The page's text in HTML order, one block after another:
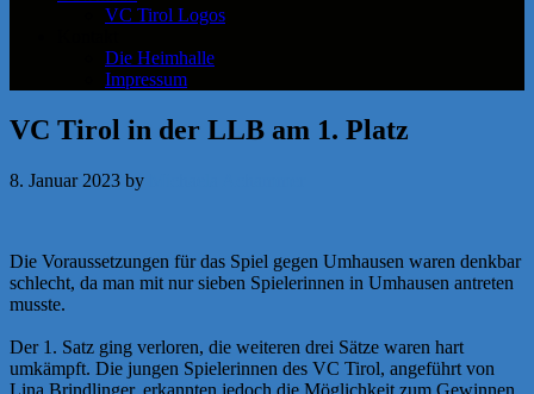
VC Tirol Logos
Die Heimhalle
Impressum
VC Tirol in der LLB am 1. Platz
8. Januar 2023 by
Die Voraussetzungen für das Spiel gegen Umhausen waren denkbar
schlecht, da man mit nur sieben Spielerinnen in Umhausen antreten
musste.
Der 1. Satz ging verloren, die weiteren drei Sätze waren hart
umkämpft. Die jungen Spielerinnen des VC Tirol, angeführt von
Lina Brindlinger, erkannten jedoch die Möglichkeit zum Gewinnen.